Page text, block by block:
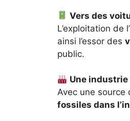
Vers des
L’exploitation de
ainsi l’essor des
public.
Une industrie
Avec une source
fossiles dans